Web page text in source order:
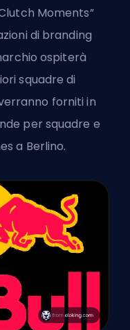
Moments”
di branding
ospiterà
squadre di
forniti in
per squadre e
a Berlino.